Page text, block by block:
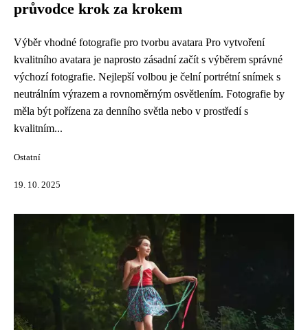
průvodce krok za krokem
Výběr vhodné fotografie pro tvorbu avatara Pro vytvoření
kvalitního avatara je naprosto zásadní začít s výběrem správné
výchozí fotografie. Nejlepší volbou je čelní portrétní snímek s
neutrálním výrazem a rovnoměrným osvětlením. Fotografie by
měla být pořízena za denního světla nebo v prostředí s
kvalitním...
Ostatní
19. 10. 2025